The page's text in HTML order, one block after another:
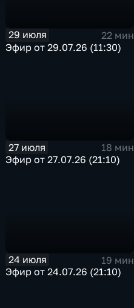
29 июля
22 мин
Эфир от 29.07.26 (11:30)
27 июля
18 мин
Эфир от 27.07.26 (21:10)
24 июля
19 мин
Эфир от 24.07.26 (21:10)